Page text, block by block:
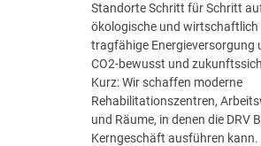
Standorte Schritt für Schritt
ökologische und wirtschaftlich
tragfähige Energieversorgung
CO2-bewusst und
Kurz: Wir schaffen moderne
Rehabilitationszentren,
und Räume, in denen die DRV
Kerngeschäft ausführen kann.